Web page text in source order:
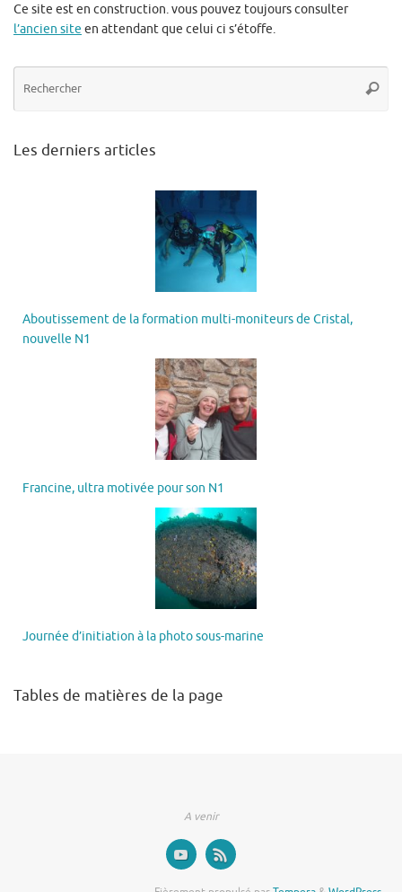
Ce site est en construction. vous pouvez toujours consulter
l’ancien site en attendant que celui ci s’étoffe.
Les derniers articles
Aboutissement de la formation multi-moniteurs de Cristal,
nouvelle N1
Francine, ultra motivée pour son N1
Journée d’initiation à la photo sous-marine
Tables de matières de la page
A venir